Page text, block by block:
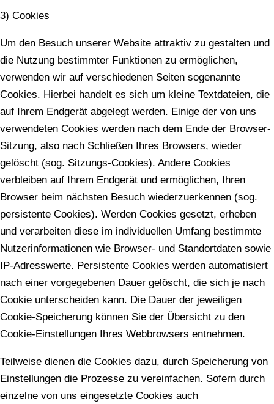
3) Cookies
Um den Besuch unserer Website attraktiv zu gestalten und
die Nutzung bestimmter Funktionen zu ermöglichen,
verwenden wir auf verschiedenen Seiten sogenannte
Cookies. Hierbei handelt es sich um kleine Textdateien, die
auf Ihrem Endgerät abgelegt werden. Einige der von uns
verwendeten Cookies werden nach dem Ende der Browser-
Sitzung, also nach Schließen Ihres Browsers, wieder
gelöscht (sog. Sitzungs-Cookies). Andere Cookies
verbleiben auf Ihrem Endgerät und ermöglichen, Ihren
Browser beim nächsten Besuch wiederzuerkennen (sog.
persistente Cookies). Werden Cookies gesetzt, erheben
und verarbeiten diese im individuellen Umfang bestimmte
Nutzerinformationen wie Browser- und Standortdaten sowie
IP-Adresswerte. Persistente Cookies werden automatisiert
nach einer vorgegebenen Dauer gelöscht, die sich je nach
Cookie unterscheiden kann. Die Dauer der jeweiligen
Cookie-Speicherung können Sie der Übersicht zu den
Cookie-Einstellungen Ihres Webbrowsers entnehmen.
Teilweise dienen die Cookies dazu, durch Speicherung von
Einstellungen die Prozesse zu vereinfachen. Sofern durch
einzelne von uns eingesetzte Cookies auch